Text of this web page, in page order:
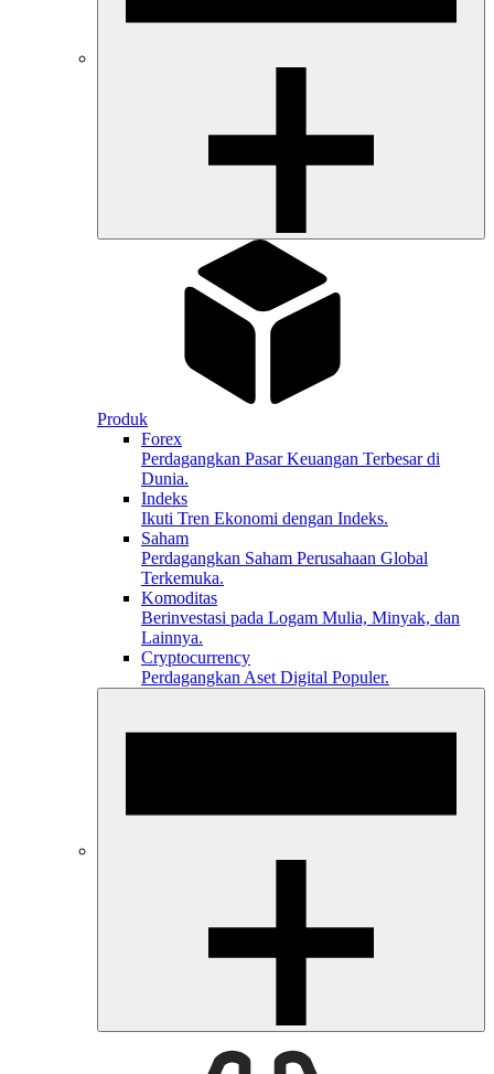
Produk
Forex
Perdagangkan Pasar Keuangan Terbesar di
Dunia.
Indeks
Ikuti Tren Ekonomi dengan Indeks.
Saham
Perdagangkan Saham Perusahaan Global
Terkemuka.
Komoditas
Berinvestasi pada Logam Mulia, Minyak, dan
Lainnya.
Cryptocurrency
Perdagangkan Aset Digital Populer.